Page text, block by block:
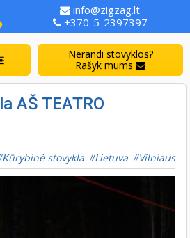
info@zigzag.lt
+370-5-2397397
Nerandi stovyklos?
Rašyk mums
AŠ TEATRO
Kūrybinė stovykla Lietuva Vilniaus